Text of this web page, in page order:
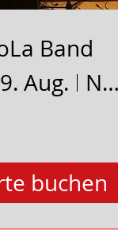
Band
Aug.
Neues Schauspielhaus Uelzen
buchen